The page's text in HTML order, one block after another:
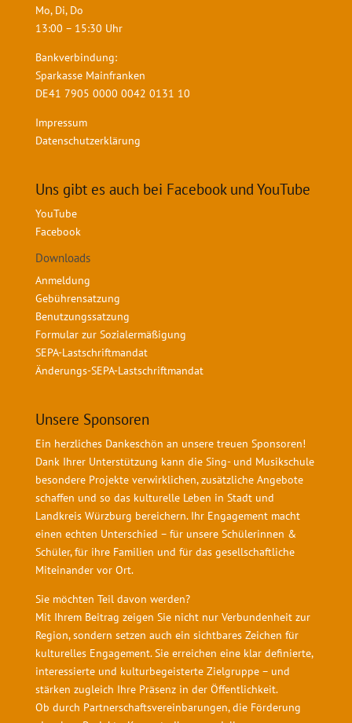
Mo, Di, Do
13:00 – 15:30 Uhr
Bankverbindung:
Sparkasse Mainfranken
DE41 7905 0000 0042 0131 10
Impressum
Datenschutzerklärung
Uns gibt es auch bei Facebook und YouTube
YouTube
Facebook
Downloads
Anmeldung
Gebührensatzung
Benutzungssatzung
Formular zur Sozialermäßigung
SEPA-Lastschriftmandat
Änderungs-SEPA-Lastschriftmandat
Unsere Sponsoren
Ein herzliches Dankeschön an unsere treuen Sponsoren!
Dank Ihrer Unterstützung kann die Sing- und Musikschule
besondere Projekte verwirklichen, zusätzliche Angebote
schaffen und so das kulturelle Leben in Stadt und
Landkreis Würzburg bereichern. Ihr Engagement macht
einen echten Unterschied – für unsere Schülerinnen &
Schüler, für ihre Familien und für das gesellschaftliche
Miteinander vor Ort.
Sie möchten Teil davon werden?
Mit Ihrem Beitrag zeigen Sie nicht nur Verbundenheit zur
Region, sondern setzen auch ein sichtbares Zeichen für
kulturelles Engagement. Sie erreichen eine klar definierte,
interessierte und kulturbegeisterte Zielgruppe – und
stärken zugleich Ihre Präsenz in der Öffentlichkeit.
Ob durch Partnerschaftsvereinbarungen, die Förderung